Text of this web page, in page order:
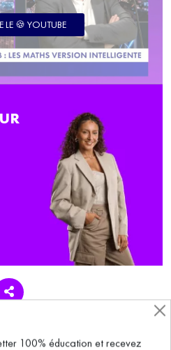
LE 🍪 YOUTUBE
100% éducation et recevez